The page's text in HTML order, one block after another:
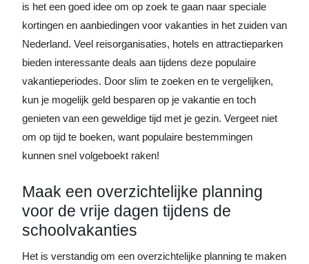
is het een goed idee om op zoek te gaan naar speciale
kortingen en aanbiedingen voor vakanties in het zuiden van
Nederland. Veel reisorganisaties, hotels en attractieparken
bieden interessante deals aan tijdens deze populaire
vakantieperiodes. Door slim te zoeken en te vergelijken,
kun je mogelijk geld besparen op je vakantie en toch
genieten van een geweldige tijd met je gezin. Vergeet niet
om op tijd te boeken, want populaire bestemmingen
kunnen snel volgeboekt raken!
Maak een overzichtelijke planning
voor de vrije dagen tijdens de
schoolvakanties
Het is verstandig om een overzichtelijke planning te maken